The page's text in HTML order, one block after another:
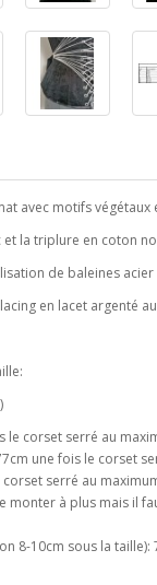
avec motifs végétaux
la triplure en coton
de baleines
en lacet argenté
corset serré au
une fois le corset
serré au
monter à plus mais il
8-10cm sous la